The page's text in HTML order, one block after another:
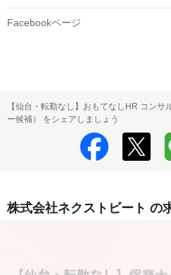
Facebookページ
【仙台・転勤なし】おもてなしHR コン
ー候補） をシェアしましょう
株式会社ネクストビート の